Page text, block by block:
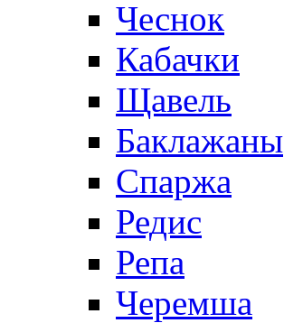
Чеснок
Кабачки
Щавель
Баклажаны
Спаржа
Редис
Репа
Черемша